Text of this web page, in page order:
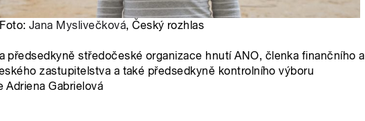
Jana Myslivečková, Český rozhlas
předsedkyně středočeské organizace hnutí ANO, členka finančního a
zastupitelstva a také předsedkyně kontrolního výboru
Gabrielová